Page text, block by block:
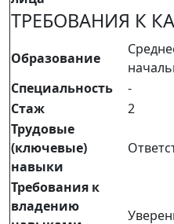
ТРЕБОВАНИЯ К
Образование
Специальность
-
Стаж
2
Трудовые
(ключевые)
навыки
Требования к
владению